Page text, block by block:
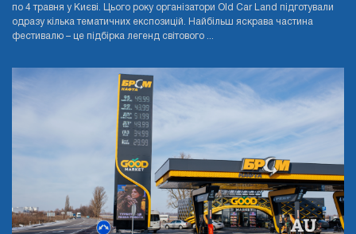
по 4 травня у Києві. Цього року організатори Old Car Land підготували
одразу кілька тематичних експозицій. Найбільш яскрава частина
фестивалю – це підбірка легенд світового ...